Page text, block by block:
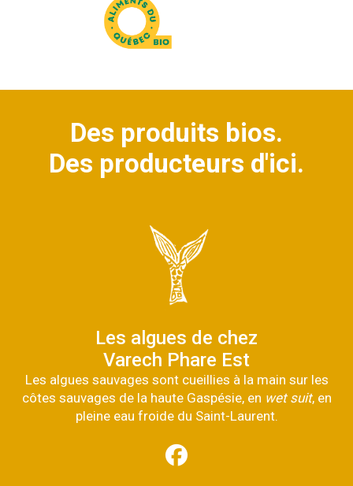
Des produits bios.
Des producteurs d'ici.
Les algues de chez
Varech Phare Est
Les algues sauvages sont cueillies à la main sur les
côtes sauvages de la haute Gaspésie, en wet suit, en
pleine eau froide du Saint-Laurent.